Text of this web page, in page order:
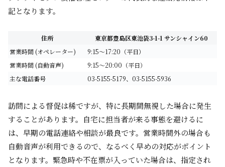
記となります。
住所
東京都豊島区東池袋3-1-1 サンシャイン60
営業時間 (オペレーター)
9:15～17:20（平日）
営業時間 (自動音声)
9:15～20:00（平日）
主な電話番号
03-5155-5179、03-5155-5936
訪問による督促は稀ですが、特に長期間無視した場合に発生
することがあります。自宅に担当者が来る事態を避けるに
は、早期の電話連絡や相談が最良です。営業時間外の場合も
自動音声が利用できるので、なるべく早めの対応がポイント
となります。緊急時や不在票が入っていた場合は、指定され